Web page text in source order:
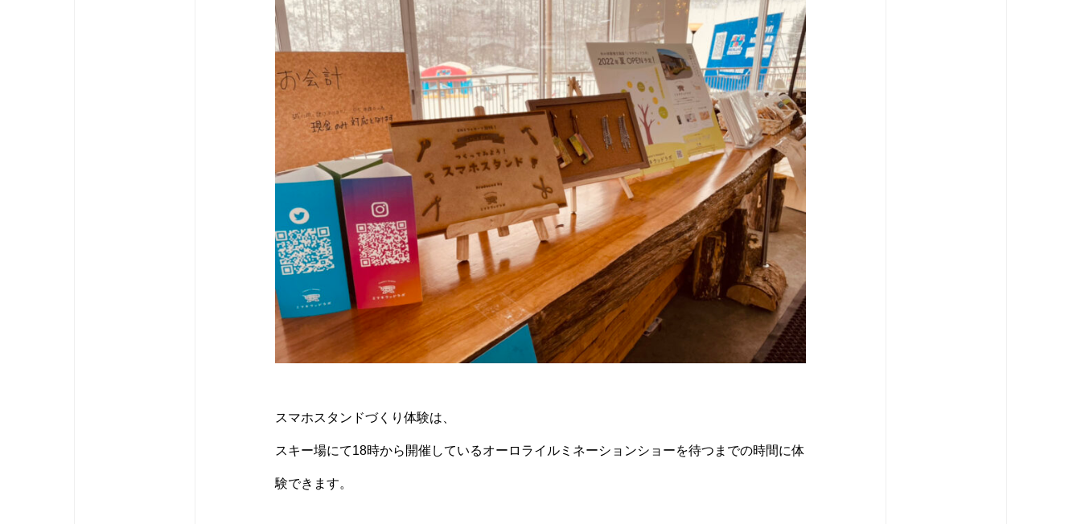
スマホスタンドづくり体験は、
スキー場にて18時から開催しているオーロライルミネーションショーを待つまでの時間に体
験できます。